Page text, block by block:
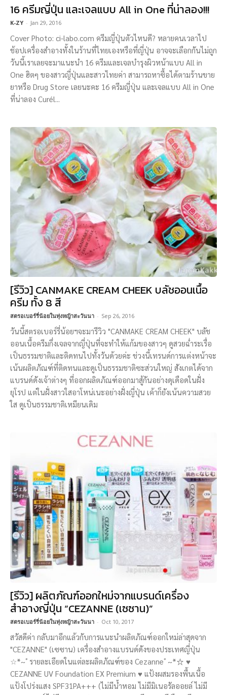
16 ครีมญี่ปุ่น และเจลแบบ All in One ที่น่าลอง!!!
K-ZY - Jan 29, 2016
Cover Photo: ci-labo.com ครีมญี่ปุ่นตัวไหนดี? หลายคนเวลาไป
ช้อปเครื่องสำอางทั้งในร้านที่ไทยเองหรือที่ญี่ปุ่น อาจจะเลือกกันไม่ถูก
วันนี้เราเลยจะมาแนะนำ 16 ครีมและเจลบำรุงผิวหน้าแบบ All in
One ฮิตๆ ของสาวญี่ปุ่นและสาวไทยค่า สามารถหาซื้อได้ตามร้านขาย
ยาหรือ Drug Store เลยนะคะ 16 ครีมญี่ปุ่น และเจลแบบ All in One
ที่น่าลอง Curél...
[รีวิว] CANMAKE CREAM CHEEK บลัชออนเนื้อ
ครีม ทั้ง 8 สี
สตรอเบอร์รี่น้อยในทุ่งหญ้าสะวันนา - Sep 26, 2016
วันนี้สตรอเบอร์รี่น้อยฯจะมารีวิว "CANMAKE CREAM CHEEK" บลัช
ออนเนื้อครีมกึ่งเจลจากญี่ปุ่นที่จะทำให้แก้มของสาวๆ ดูสวยฉ่ำระเรื่อ
เป็นธรรมชาติและติดทนไปทั้งวันด้วยค่ะ ช่วงนี้เทรนด์การแต่งหน้าจะ
เน้นผลิตภัณฑ์ที่ติดทนและดูเป็นธรรมชาติซะส่วนใหญ่ สังเกตได้จาก
แบรนด์ดังเจ้าต่างๆ ที่ออกผลิตภัณฑ์ออกมาสู้กันอย่างดุเดือดในฝั่ง
ยุโรป แต่ในฝั่งสาวใสอาโหน่เนะอย่างฝั่งญี่ปุ่น เค้าก็ยังเน้นความสวย
ใส ดูเป็นธรรมชาติเหมียนเดิม
[รีวิว] ผลิตภัณฑ์ออกใหม่จากแบรนด์เครื่อง
สำอางญี่ปุ่น “CEZANNE (เซซาน)”
สตรอเบอร์รี่น้อยในทุ่งหญ้าสะวันนา - Oct 10, 2017
สวัสดีค่า กลับมาอีกแล้วกับการแนะนำผลิตภัณฑ์ออกใหม่ล่าสุดจาก
"CEZANNE" (เซซาน) เครื่องสำอางแบรนด์ดังของประเทศญี่ปุ่น
☆*~ﾟรายละเอียดในแต่ละผลิตภัณฑ์ของ Cezanneﾟ~*☆ ♥
CEZANNE UV Foundation EX Premium ♥ แป้งผสมรองพื้นเนื้อ
แป้งโปร่งแสง SPF31PA+++ (ไม่มีน้ำหอม ไม่มีมิเนอรัลออยล์ ไม่มี